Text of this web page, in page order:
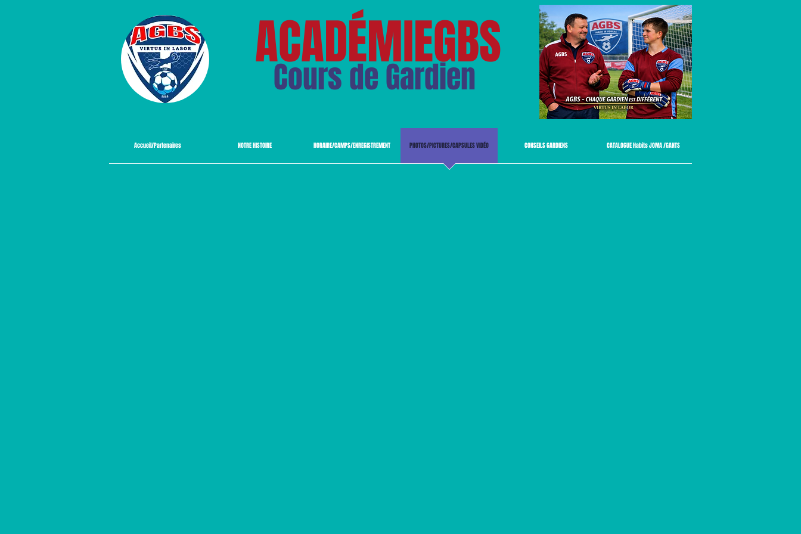
ACADÉMIEGBS
Cours de Gardien
Accueil/Partenaires NOTRE HISTOIRE HORAIRE/CAMPS/ENREGISTREMENT PHOTOS/PICTURES/CAPSULES VIDÉO CONSEILS GARDIENS CATALOGUE Habits JOMA /GANTS